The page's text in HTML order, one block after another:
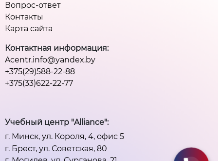
Вопрос-ответ
Контакты
Карта сайта
Контактная информация:
Acentr.info@yandex.by
+375(29)588-22-88
+375(33)622-22-77
Учебный центр "Alliance":
г. Минск, ул. Короля, 4, офис 5
г. Брест, ул. Советская, 80